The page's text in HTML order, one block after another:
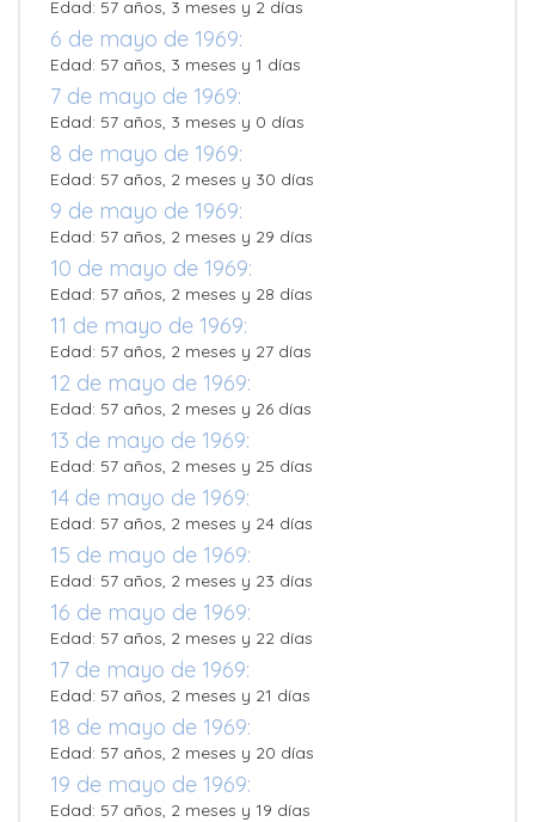
Edad: 57 años, 3 meses y 2 días
6 de mayo de 1969:
Edad: 57 años, 3 meses y 1 días
7 de mayo de 1969:
Edad: 57 años, 3 meses y 0 días
8 de mayo de 1969:
Edad: 57 años, 2 meses y 30 días
9 de mayo de 1969:
Edad: 57 años, 2 meses y 29 días
10 de mayo de 1969:
Edad: 57 años, 2 meses y 28 días
11 de mayo de 1969:
Edad: 57 años, 2 meses y 27 días
12 de mayo de 1969:
Edad: 57 años, 2 meses y 26 días
13 de mayo de 1969:
Edad: 57 años, 2 meses y 25 días
14 de mayo de 1969:
Edad: 57 años, 2 meses y 24 días
15 de mayo de 1969:
Edad: 57 años, 2 meses y 23 días
16 de mayo de 1969:
Edad: 57 años, 2 meses y 22 días
17 de mayo de 1969:
Edad: 57 años, 2 meses y 21 días
18 de mayo de 1969:
Edad: 57 años, 2 meses y 20 días
19 de mayo de 1969:
Edad: 57 años, 2 meses y 19 días